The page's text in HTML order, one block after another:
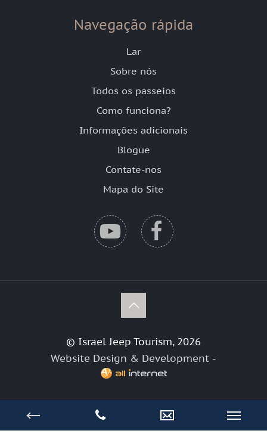
Navegação rápida
Lar
Sobre nós
Todos os passeios
Como funciona?
Informações adicionais
Blogue
Contate-nos
Mapa do Site
© Israel Jeep Tourism, 2026
Website Design & Development -